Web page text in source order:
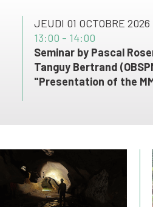
JEUDI 01 OCTOBRE 2026
13:00 - 14:00
Seminar by Pascal
Tanguy Bertrand
"Presentation of the